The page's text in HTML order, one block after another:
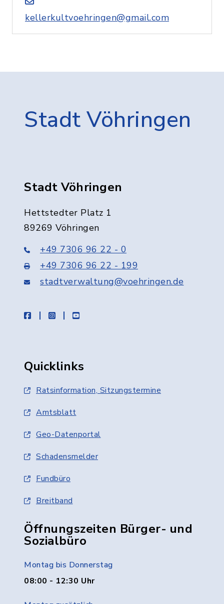
kellerkultvoehringen@gmail.com
Stadt Vöhringen
Stadt Vöhringen
Hettstedter Platz 1
89269 Vöhringen
+49 7306 96 22 - 0
+49 7306 96 22 - 199
stadtverwaltung@voehringen.de
facebookinstagramyoutube
Quicklinks
Ratsinformation, Sitzungstermine
Amtsblatt
Geo-Datenportal
Schadensmelder
Fundbüro
Breitband
Öffnungszeiten Bürger- und
Sozialbüro
Montag bis Donnerstag
08:00 - 12:30 Uhr